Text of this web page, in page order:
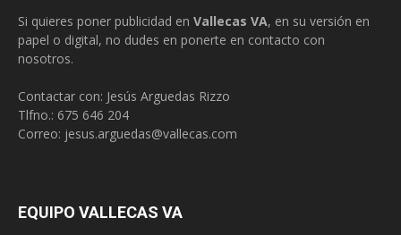
Si quieres poner publicidad en Vallecas VA, en su versión en
papel o digital, no dudes en ponerte en contacto con
nosotros.
Contactar con: Jesús Arguedas Rizzo
Tlfno.: 675 646 204
Correo: jesus.arguedas@vallecas.com
EQUIPO VALLECAS VA